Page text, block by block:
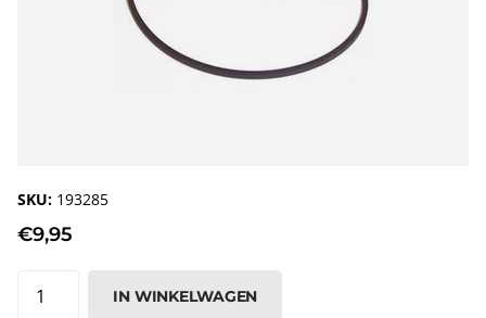
SKU: 193285
€9,95
IN WINKELWAGEN